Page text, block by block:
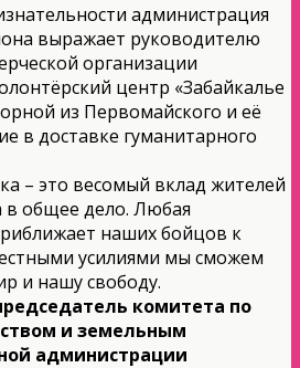
администрация
выражает руководителю
организации
центр «Забайкалье
из Первомайского и её
в доставке гуманитарного
– это весомый вклад жителей
общее дело. Любая
наших бойцов к
усилиями мы сможем
и нашу свободу.
комитета по
и земельным
администрации